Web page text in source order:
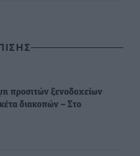
προσιτών ξενοδοχείων
διακοπών – Στο